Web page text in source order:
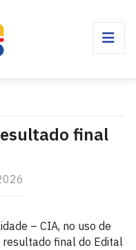
final
– CIA, no uso de
final do Edital